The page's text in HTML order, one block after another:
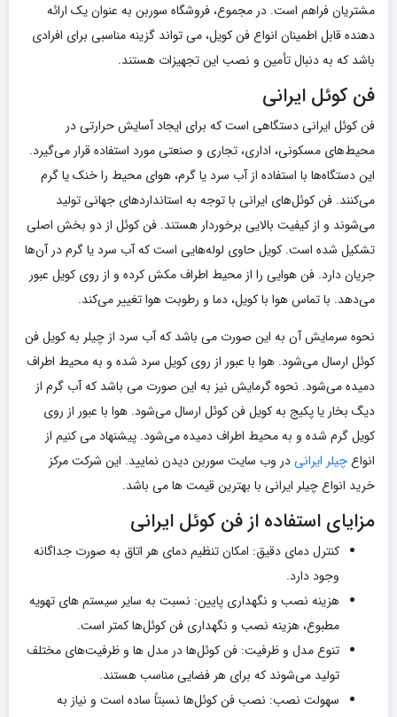
مشتریان فراهم است. در مجموع، فروشگاه سوربن به عنوان یک ارائه
دهنده قابل اطمینان انواع فن کویل، می تواند گزینه مناسبی برای افرادی
باشد که به دنبال تأمین و نصب این تجهیزات هستند.
فن کوئل ایرانی
فن کوئل ایرانی دستگاهی است که برای ایجاد آسایش حرارتی در
محیط‌های مسکونی، اداری، تجاری و صنعتی مورد استفاده قرار می‌گیرد.
این دستگاه‌ها با استفاده از آب سرد یا گرم، هوای محیط را خنک یا گرم
می‌کنند. فن کوئل‌های ایرانی با توجه به استانداردهای جهانی تولید
می‌شوند و از کیفیت بالایی برخوردار هستند. فن کوئل از دو بخش اصلی
تشکیل شده است. کویل حاوی لوله‌هایی است که آب سرد یا گرم در آن‌ها
جریان دارد. فن هوایی را از محیط اطراف مکش کرده و از روی کویل عبور
می‌دهد. با تماس هوا با کویل، دما و رطوبت هوا تغییر می‌کند.
نحوه سرمایش آن به این صورت می باشد که آب سرد از چیلر به کویل فن
کوئل ارسال می‌شود. هوا با عبور از روی کویل سرد شده و به محیط اطراف
دمیده می‌شود. نحوه گرمایش نیز به این صورت می باشد که آب گرم از
دیگ بخار یا پکیج به کویل فن کوئل ارسال می‌شود. هوا با عبور از روی
کویل گرم شده و به محیط اطراف دمیده می‌شود. پیشنهاد می کنیم از
انواعچیلر ایرانیدر وب سایت سوربن دیدن نمایید. این شرکت مرکز
خرید انواع چیلر ایرانی با بهترین قیمت ها می باشد.
مزایای استفاده از فن کوئل ایرانی
کنترل دمای دقیق: امکان تنظیم دمای هر اتاق به صورت جداگانه
وجود دارد.
هزینه نصب و نگهداری پایین: نسبت به سایر سیستم‌ های تهویه
مطبوع، هزینه نصب و نگهداری فن کوئل‌ها کمتر است.
تنوع مدل و ظرفیت: فن کوئل‌ها در مدل‌ ها و ظرفیت‌های مختلف
تولید می‌شوند که برای هر فضایی مناسب هستند.
سهولت نصب: نصب فن کوئل‌ها نسبتاً ساده است و نیاز به